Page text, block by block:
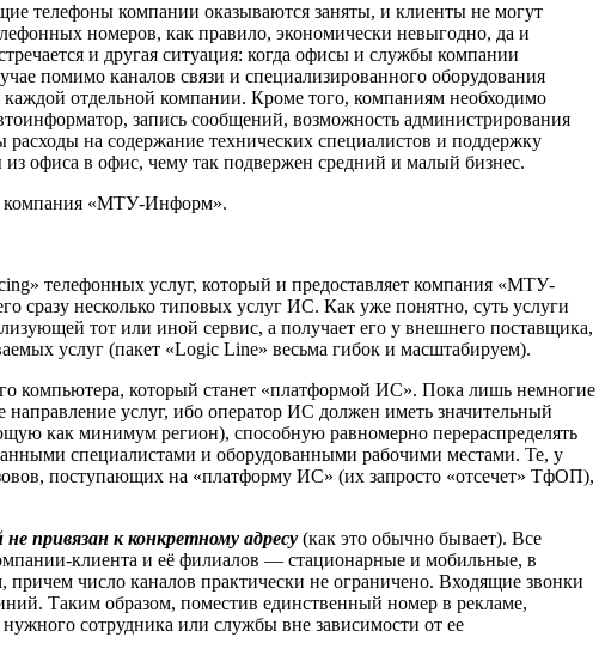
телефоны компании оказываются заняты, и клиенты не могут
номеров, как правило, экономически невыгодно, да и
и другая ситуация: когда офисы и службы компании
помимо каналов связи и специализированного оборудования
отдельной компании. Кроме того, компаниям необходимо
запись сообщений, возможность администрирования
на содержание технических специалистов и поддержку
офиса в офис, чему так подвержен средний и малый бизнес.
компания «МТУ-Информ».
телефонных услуг, который и предоставляет компания «МТУ-
сразу несколько типовых услуг ИС. Как уже понятно, суть услуги
тот или иной сервис, а получает его у внешнего поставщика,
услуг (пакет «Logic Line» весьма гибок и масштабируем).
компьютера, который станет «платформой ИС». Пока лишь немногие
услуг, ибо оператор ИС должен иметь значительный
как минимум регион), способную равномерно перераспределять
специалистами и оборудованными рабочими местами. Те, у
поступающих на «платформу ИС» (их запросто «отсечет» ТфОП),
привязан к конкретному адресу (как это обычно бывает). Все
клиента и её филиалов — стационарные и мобильные, в
число каналов практически не ограничено. Входящие звонки
Таким образом, поместив единственный номер в рекламе,
сотрудника или службы вне зависимости от ее